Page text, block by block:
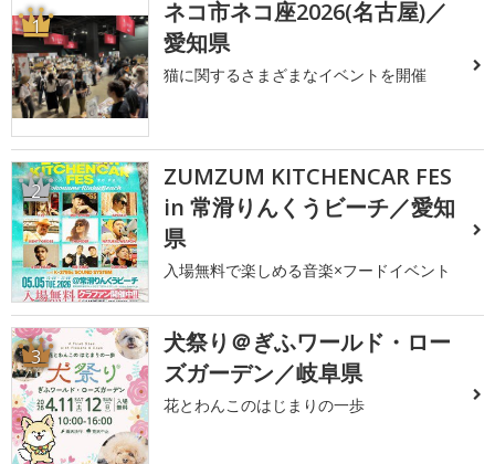
1
ネコ市ネコ座2026(名古屋)／
愛知県
猫に関するさまざまなイベントを開催
2
ZUMZUM KITCHENCAR FES
in 常滑りんくうビーチ／愛知
県
入場無料で楽しめる音楽×フードイベント
3
犬祭り＠ぎふワールド・ロー
ズガーデン／岐阜県
花とわんこのはじまりの一歩